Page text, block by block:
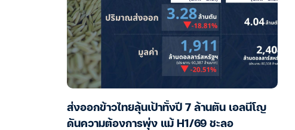
ส่งออกข้าวไทยลุ้นเป้าทั้งปี 7 ล้านตัน เอลนีโญ
ดันความต้องการพุ่ง แม้ H1/69 ชะลอ